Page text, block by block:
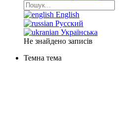
English
Русский
Українська
Не знайдено записів
Темна тема